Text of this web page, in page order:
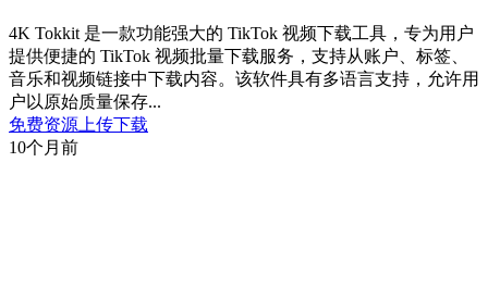
4K Tokkit 是一款功能强大的 TikTok 视频下载工具，专为用户
提供便捷的 TikTok 视频批量下载服务，支持从账户、标签、
音乐和视频链接中下载内容。该软件具有多语言支持，允许用
户以原始质量保存...
免费资源 上传下载
10个月前